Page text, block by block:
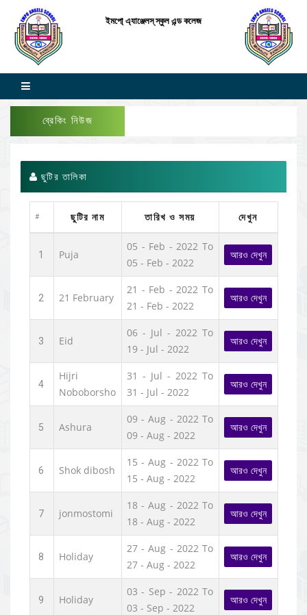
ইমপো্ এ্যাঞ্জেলস্ স্কুল এন্ড কলেজ
ব্রেকিং নিউজ
ছুটির তালিকা
# ছুটির নাম তারিখ ও সময় দেখুন
1 Puja
05 - Feb - 2022 To
05 - Feb - 2022
আরও দেখুন
2 21 February
21 - Feb - 2022 To
21 - Feb - 2022
আরও দেখুন
3 Eid
06 - Jul - 2022 To
19 - Jul - 2022
আরও দেখুন
4
Hijri
Noboborsho
31 - Jul - 2022 To
31 - Jul - 2022
আরও দেখুন
5 Ashura
09 - Aug - 2022 To
09 - Aug - 2022
আরও দেখুন
6 Shok dibosh
15 - Aug - 2022 To
15 - Aug - 2022
আরও দেখুন
7 jonmostomi
18 - Aug - 2022 To
18 - Aug - 2022
আরও দেখুন
8 Holiday
27 - Aug - 2022 To
27 - Aug - 2022
আরও দেখুন
9 Holiday
03 - Sep - 2022 To
03 - Sep - 2022
আরও দেখুন